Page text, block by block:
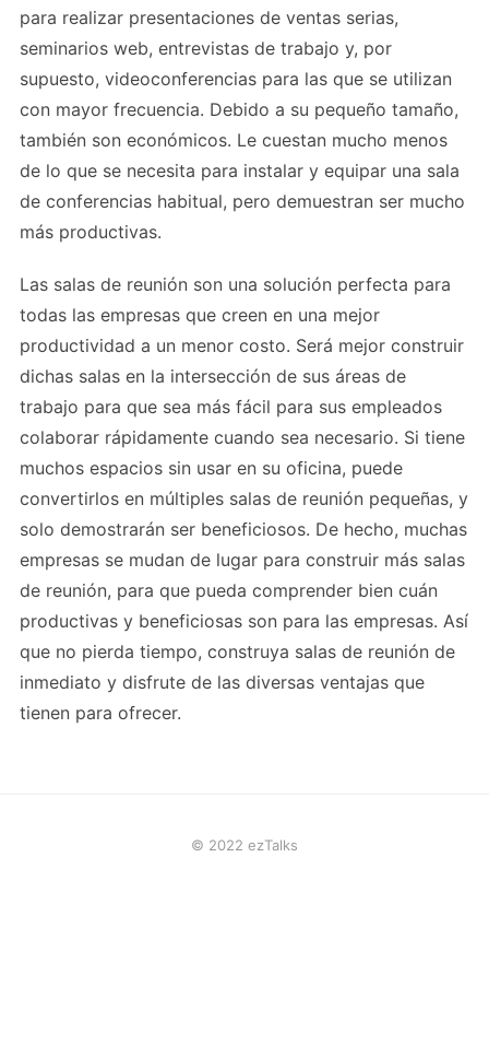
para realizar presentaciones de ventas serias,
seminarios web, entrevistas de trabajo y, por
supuesto, videoconferencias para las que se utilizan
con mayor frecuencia. Debido a su pequeño tamaño,
también son económicos. Le cuestan mucho menos
de lo que se necesita para instalar y equipar una sala
de conferencias habitual, pero demuestran ser mucho
más productivas.
Las salas de reunión son una solución perfecta para
todas las empresas que creen en una mejor
productividad a un menor costo. Será mejor construir
dichas salas en la intersección de sus áreas de
trabajo para que sea más fácil para sus empleados
colaborar rápidamente cuando sea necesario. Si tiene
muchos espacios sin usar en su oficina, puede
convertirlos en múltiples salas de reunión pequeñas, y
solo demostrarán ser beneficiosos. De hecho, muchas
empresas se mudan de lugar para construir más salas
de reunión, para que pueda comprender bien cuán
productivas y beneficiosas son para las empresas. Así
que no pierda tiempo, construya salas de reunión de
inmediato y disfrute de las diversas ventajas que
tienen para ofrecer.
© 2022 ezTalks